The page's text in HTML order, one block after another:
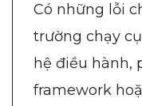
Có những lỗi
trường chạy
hệ điều hành,
framework